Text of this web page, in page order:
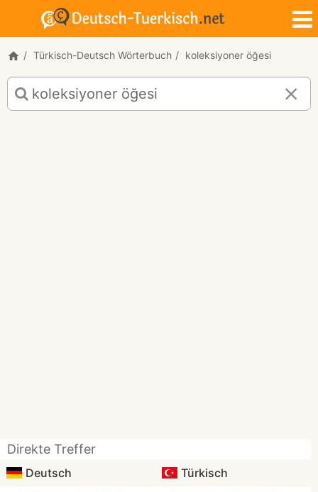
Türkisch-Deutsch Wörterbuch koleksiyoner öğesi
Türkisch-
Deutsch
Übersetzung
Direkte Treffer
Deutsch Türkisch